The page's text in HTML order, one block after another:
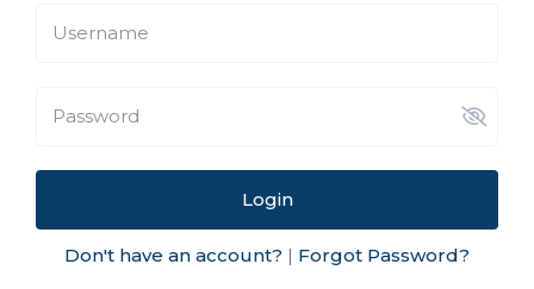
Login
Don't have an account? | Forgot Password?